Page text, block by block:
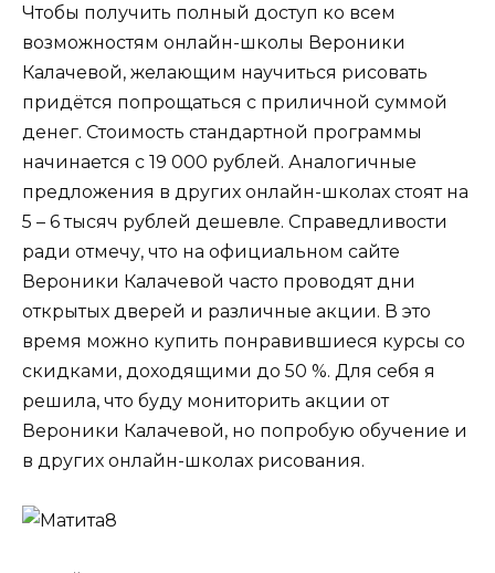
Чтобы получить полный доступ ко всем
возможностям онлайн-школы Вероники
Калачевой, желающим научиться рисовать
придётся попрощаться с приличной суммой
денег. Стоимость стандартной программы
начинается с 19 000 рублей. Аналогичные
предложения в других онлайн-школах стоят на
5 – 6 тысяч рублей дешевле. Справедливости
ради отмечу, что на официальном сайте
Вероники Калачевой часто проводят дни
открытых дверей и различные акции. В это
время можно купить понравившиеся курсы со
скидками, доходящими до 50 %. Для себя я
решила, что буду мониторить акции от
Вероники Калачевой, но попробую обучение и
в других онлайн-школах рисования.